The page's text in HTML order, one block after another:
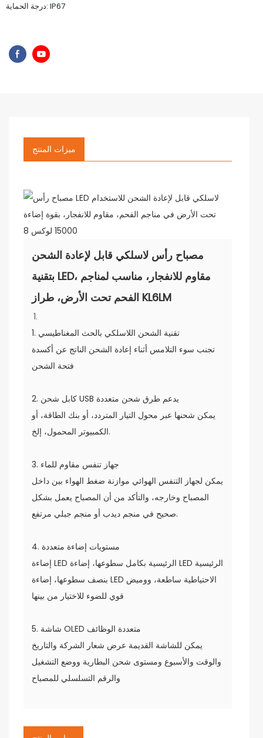
درجة الحماية: IP67
ميزات المنتج
مصباح رأس لاسلكي قابل لإعادة الشحن
بتقنية LED، مقاوم للانفجار، مناسب لمناجم
الفحم تحت الأرض، طراز KL6LM
1. تقنية الشحن اللاسلكي بالحث المغناطيسي
تجنب سوء التلامس أثناء إعادة الشحن الناتج عن أكسدة
فتحة الشحن
2. كابل شحن USB يدعم طرق شحن متعددة
يمكن شحنها عبر محول التيار المتردد، أو بنك الطاقة، أو
الكمبيوتر المحمول، إلخ.
3. جهاز تنفس مقاوم للماء
يمكن لجهاز التنفس الهوائي موازنة ضغط الهواء بين داخل
المصباح وخارجه، والتأكد من أن المصباح يعمل بشكل
صحيح في منجم ديدب أو منجم جبلي مرتفع.
4. مستويات إضاءة متعددة
إضاءة LED الرئيسية بكامل سطوعها، إضاءة LED الرئيسية
بنصف سطوعها، إضاءة LED الاحتياطية ساطعة، ووميض
قوي للضوء للاختيار من بينها
5. شاشة OLED متعددة الوظائف
يمكن للشاشة القديمة عرض شعار الشركة والتاريخ
والوقت والأسبوع ومستوى شحن البطارية ووضع التشغيل
والرقم التسلسلي للمصباح